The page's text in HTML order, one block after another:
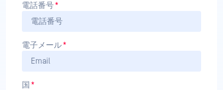
電話番号*
電子メール*
国 *